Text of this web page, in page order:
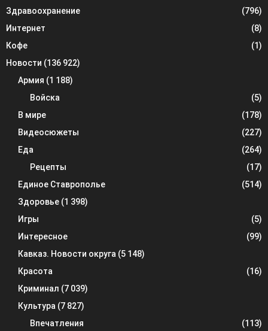
Здравоохранение
(796)
Интернет
(8)
Кофе
(1)
Новости (136 922)
Армия (1 188)
Войска
(5)
В мире
(178)
Видеосюжеты
(227)
Еда
(264)
Рецепты
(17)
Единое Ставрополье
(514)
Здоровье (1 398)
Игры
(5)
Интересное
(99)
Кавказ. Новости округа (5 148)
Красота
(16)
Криминал (7 039)
Культура (7 827)
Впечатления
(113)